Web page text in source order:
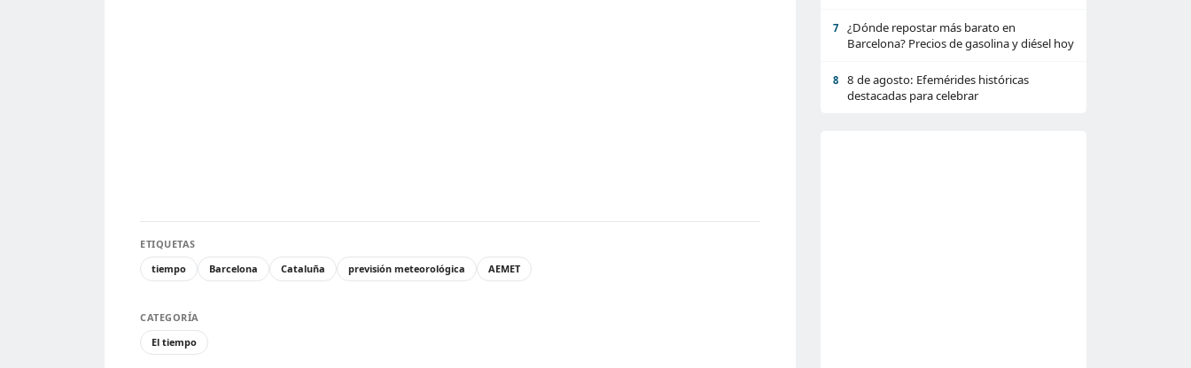
ETIQUETAS
tiempo
Barcelona Cataluña previsión meteorológica AEMET
CATEGORÍA
El tiempo
7
¿Dónde repostar más barato en
Barcelona? Precios de gasolina y diésel hoy
8
8 de agosto: Efemérides históricas
destacadas para celebrar